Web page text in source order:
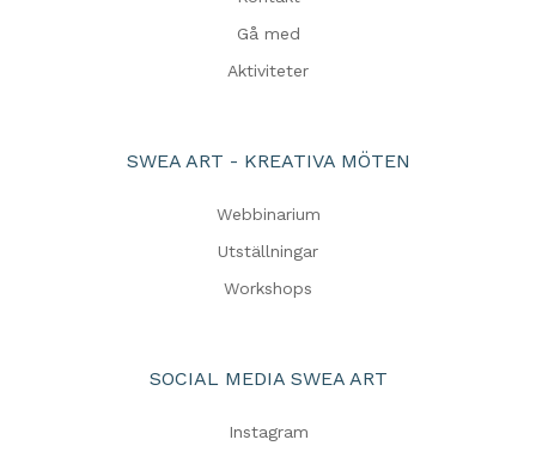
Gå med
Aktiviteter
SWEA ART - KREATIVA MÖTEN
Webbinarium
Utställningar
Workshops
SOCIAL MEDIA SWEA ART
Instagram